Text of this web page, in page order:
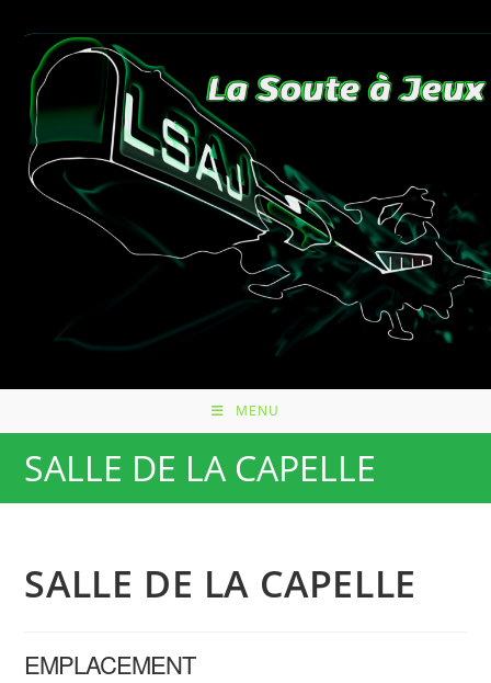
content
MENU
SALLE DE LA CAPELLE
SALLE DE LA CAPELLE
EMPLACEMENT